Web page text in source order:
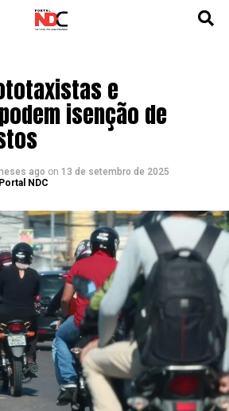
e
isenção de
ago on 13 de setembro de 2025
NDC